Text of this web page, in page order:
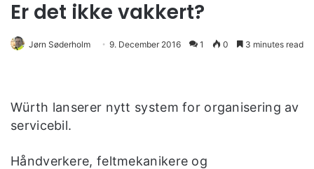
Er det ikke vakkert?
Jørn Søderholm 9. December 2016 1 0 3 minutes read
Würth lanserer nytt system for organisering av
servicebil.
Håndverkere, feltmekanikere og